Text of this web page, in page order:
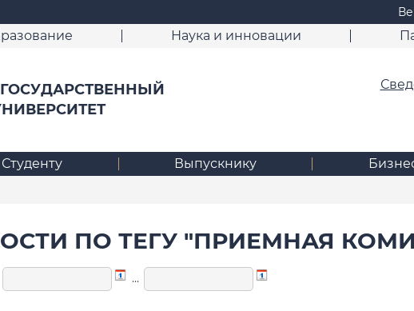
Наука и инновации
Студенту Выпускнику
ПО ТЕГУ "ПРИЕМНАЯ
…